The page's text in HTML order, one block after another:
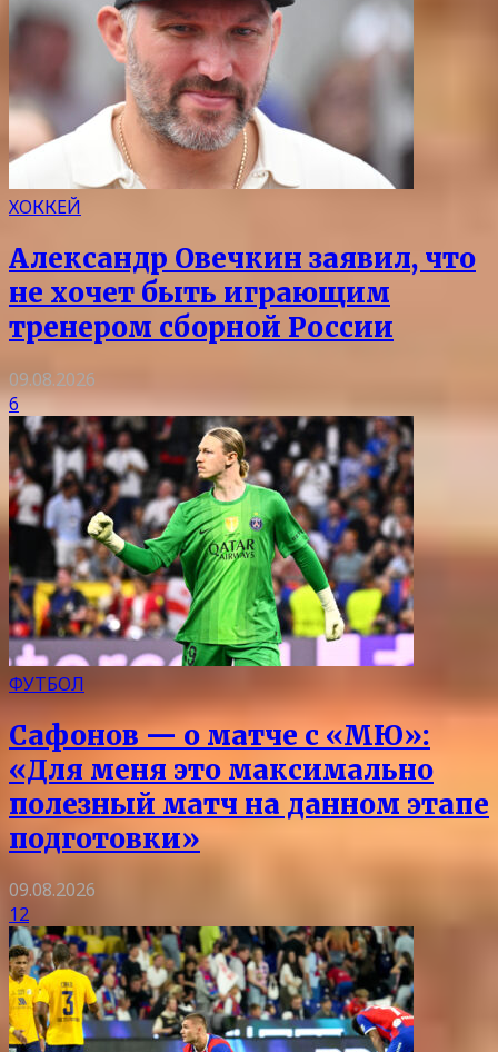
ХОККЕЙ
Александр Овечкин заявил, что
не хочет быть играющим
тренером сборной России
09.08.2026
6
ФУТБОЛ
Сафонов — о матче с «МЮ»:
«Для меня это максимально
полезный матч на данном этапе
подготовки»
09.08.2026
12